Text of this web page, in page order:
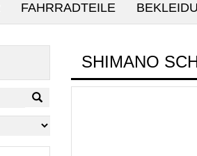
FAHRRADTEILE
SHIMANO